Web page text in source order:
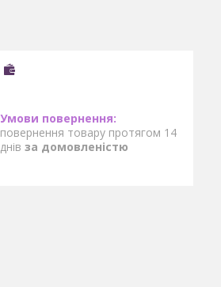
повернення товару протягом 14
днів за домовленістю